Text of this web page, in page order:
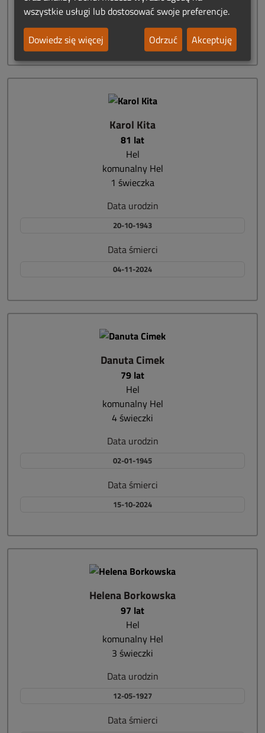
Data śmierci
09-11-2024
Karol Kita
81 lat
Hel
komunalny Hel
1 świeczka
Data urodzin
20-10-1943
Data śmierci
04-11-2024
Danuta Cimek
79 lat
Hel
komunalny Hel
4 świeczki
Data urodzin
02-01-1945
Data śmierci
15-10-2024
Helena Borkowska
97 lat
Hel
komunalny Hel
3 świeczki
Data urodzin
12-05-1927
Data śmierci
wszystkie usługi lub dostosować swoje preferencje.
Dowiedz się więcej
Odrzuć Akceptuję